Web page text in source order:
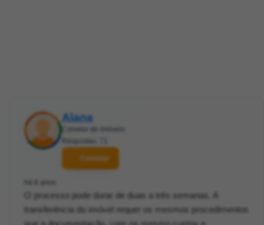
Alana
Corretor de imóveis
Respostas: 71
Contatar
há 6 anos
O processo pode durar de duas a três semanas. A
transferência do imóvel requer os mesmos procedimentos